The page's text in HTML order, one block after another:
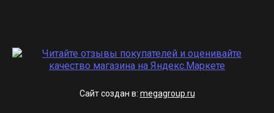
Сайт создан в: megagroup.ru